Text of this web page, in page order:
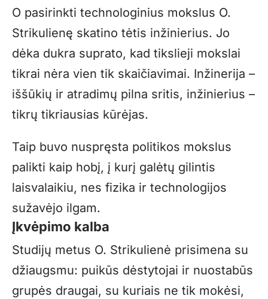
O pasirinkti technologinius mokslus O.
Strikulienę skatino tėtis inžinierius. Jo
dėka dukra suprato, kad tikslieji mokslai
tikrai nėra vien tik skaičiavimai. Inžinerija –
iššūkių ir atradimų pilna sritis, inžinierius –
tikrų tikriausias kūrėjas.
Taip buvo nuspręsta politikos mokslus
palikti kaip hobį, į kurį galėtų gilintis
laisvalaikiu, nes fizika ir technologijos
sužavėjo ilgam.
Įkvėpimo kalba
Studijų metus O. Strikulienė prisimena su
džiaugsmu: puikūs dėstytojai ir nuostabūs
grupės draugai, su kuriais ne tik mokėsi,